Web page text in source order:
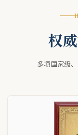
权
多项国家级